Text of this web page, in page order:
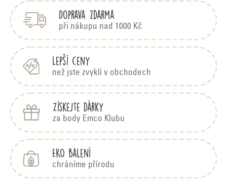
Doprava zdarma
při nákupu nad 1000 Kč
Lepší ceny
než jste zvyklí v obchodech
Získejte dárky
za body Emco Klubu
EKO balení
chráníme přírodu